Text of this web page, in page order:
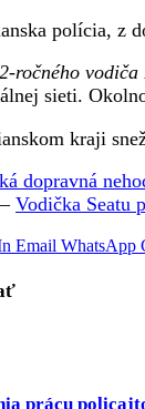
polícia, z
vodiča
sieti.
kraji
dopravná
Vodička Seatu
Email WhatsApp
prácu